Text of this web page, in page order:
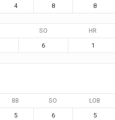
4 8 8
SO HR
6 1
BB SO LOB
5 6 5